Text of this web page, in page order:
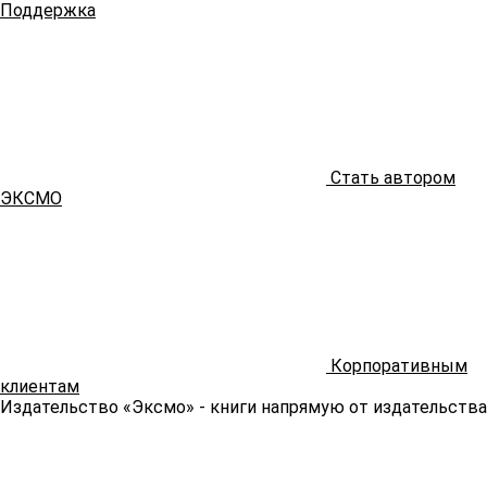
Поддержка
Стать автором
ЭКСМО
Корпоративным
клиентам
Издательство «Эксмо» - книги напрямую от издательства